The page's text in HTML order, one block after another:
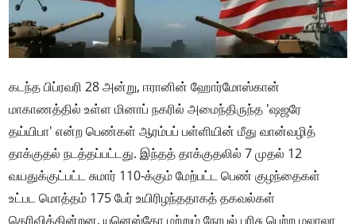
கடந்த பிப்ரவரி 28 அன்று, ஈரானின் ஹோர்மோஸ்கான்
மாகாணத்தில் உள்ள மினாப் நகரில் அமைந்திருந்த 'ஷஜரே
தய்யிபா' என்ற பெண்கள் ஆரம்பப் பள்ளியின் மீது வான்வழித்
தாக்குதல் நடத்தப்பட்டது. இந்தத் தாக்குதலில் 7 முதல் 12
வயதுக்குட்பட்ட சுமார் 110-க்கும் மேற்பட்ட பெண் குழந்தைகள்
உட்பட மொத்தம் 175 பேர் உயிரிழந்ததாகத் தகவல்கள்
தெரிவிக்கின்றன. யுனெஸ்கோ மற்றும் நோபல் பரிசு பெற்ற மலாலா